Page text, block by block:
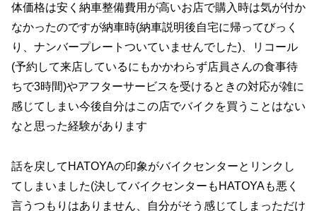
体価格は安く納車整備費用が高いお店で購入時は気が付か
なかったのですが納車時(納車説明後自宅に帰ってびっく
り、ナンバープレートついていませんでした)、リコール
(予約して来店しているにもかかわらず店員さんの食事待
ちで3時間)やアフターサービスを受けるときの対応が雑に
感じてしまい今後自分はこの店でバイクを買うことはない
なと思った経験があります
話を戻してHATOYAの印象がバイクセンターとリンクし
てしまいました(決してバイクセンターもHATOYAも悪く
言うつもりはありません、自分がそう感じてしまっただけ